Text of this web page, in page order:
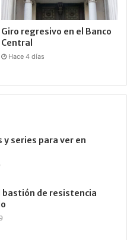
Giro regresivo en el Banco
Central
Hace 4 días
y series para ver en
de resistencia